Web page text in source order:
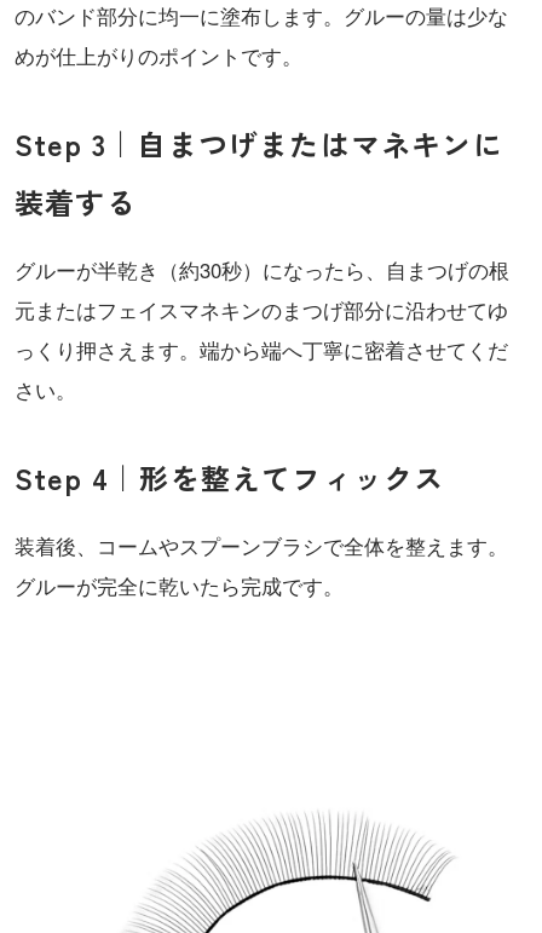
のバンド部分に均一に塗布します。グルーの量は少な
めが仕上がりのポイントです。
Step 3｜自まつげまたはマネキンに
装着する
グルーが半乾き（約30秒）になったら、自まつげの根
元またはフェイスマネキンのまつげ部分に沿わせてゆ
っくり押さえます。端から端へ丁寧に密着させてくだ
さい。
Step 4｜形を整えてフィックス
装着後、コームやスプーンブラシで全体を整えます。
グルーが完全に乾いたら完成です。